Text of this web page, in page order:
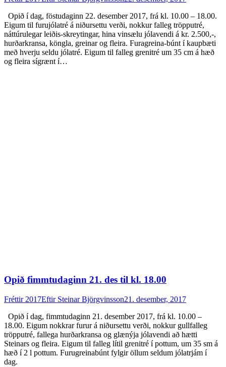
Opið í dag, föstudaginn 22. desember 2017, frá kl. 10.00 – 18.00.
Eigum til furujólatré á niðursettu verði, nokkur falleg tröpputré,
náttúrulegar leiðis-skreytingar, hina vinsælu jólavendi á kr. 2.500,-,
hurðarkransa, köngla, greinar og fleira. Furagreina-búnt í kaupbæti
með hverju seldu jólatré. Eigum til falleg grenitré um 35 cm á hæð
og fleira sígrænt í…
Opið fimmtudaginn 21. des til kl. 18.00
Fréttir 2017Eftir Steinar Björgvinsson21. desember, 2017
Opið í dag, fimmtudaginn 21. desember 2017, frá kl. 10.00 –
18.00. Eigum nokkrar furur á niðursettu verði, nokkur gullfalleg
tröpputré, fallega hurðarkransa og glænýja jólavendi að hætti
Steinars og fleira. Eigum til falleg lítil grenitré í pottum, um 35 sm á
hæð í 2 l pottum. Furugreinabúnt fylgir öllum seldum jólatrjám í
dag.